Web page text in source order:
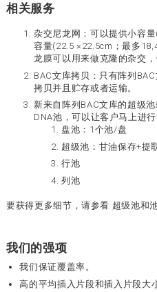
相关服务
杂交尼龙网：可以提供小容
容量(22.5 ×22.5cm；最多
龙膜可以用来做克隆的杂交，
BAC文库拷贝：只有阵列
拷贝并且贮存或者运输。
新来自阵列BAC文库的超级
DNA池，可以让客户马上进行
盘池：1个池/盘
超级池：甘油保存+提
行池
列池
要获得更多细节，请参看 超级池和
我们的强项
我们保证覆盖率。
高的平均插入片段和插入片段大